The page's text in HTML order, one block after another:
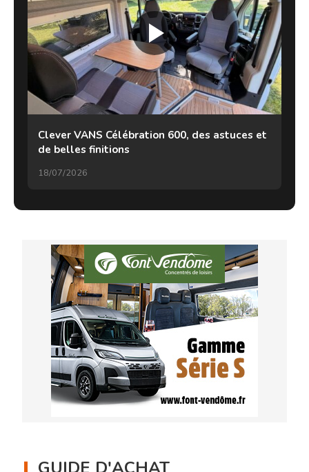
Clever VANS Célébration 600, des astuces et
de belles finitions
18/07/2026